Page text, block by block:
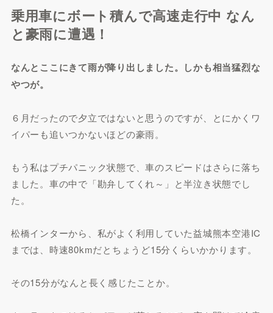
乗用車にボート積んで高速走行中 なん
と豪雨に遭遇！
なんとここにきて雨が降り出しました。 しかも相当猛烈な
やつが。
６月だったので夕立ではないと思うのですが、とにかくワ
イパーも追いつかないほどの豪雨。
もう私はプチパニック状態で、車のスピードはさらに落ち
ました。車の中で「勘弁してくれ～」と半泣き状態でし
た。
松橋インターから、私がよく利用していた益城熊本空港IC
までは、時速80kmだとちょうど15分くらいかかります。
その15分がなんと長く感じたことか。